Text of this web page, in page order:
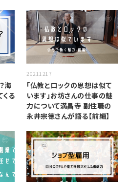
海
る
20211217
「仏教とロックの思想は似て
います」お坊さんの仕事の魅
力について満昌寺 副住職の
永井宗徳さんが語る【前編】